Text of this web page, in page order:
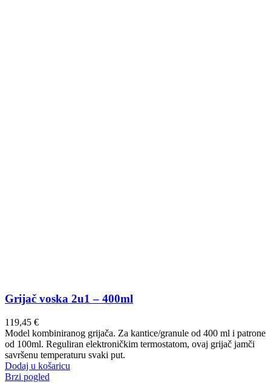
Grijač voska 2u1 – 400ml
119,45 €
Model kombiniranog grijača. Za kantice/granule od 400 ml i patrone
od 100ml. Reguliran elektroničkim termostatom, ovaj grijač jamči
savršenu temperaturu svaki put.
Dodaj u košaricu
Brzi pogled